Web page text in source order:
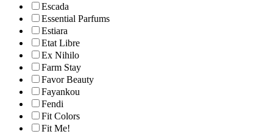
Escada
Essential Parfums
Estiara
Etat Libre
Ex Nihilo
Farm Stay
Favor Beauty
Fayankou
Fendi
Fit Colors
Fit Me!